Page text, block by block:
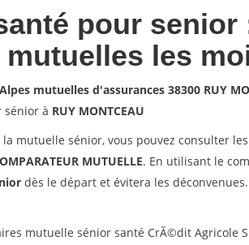
pour senior
les
mutuelles d'assurances 38300 RUY
sénior à RUY MONTCEAU
mutuelle sénior, vous pouvez consulter
MUTUELLE. En utilisant le
dès le départ et évitera les
mutuelle sénior santé CrÃ©dit Agricole